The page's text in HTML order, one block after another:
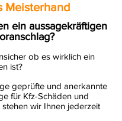
Meisterhand
ein aussagekräftigen
?
ob es wirklich ein
ist?
geprüfte und anerkannte
für Kfz-Schäden und
wir Ihnen jederzeit